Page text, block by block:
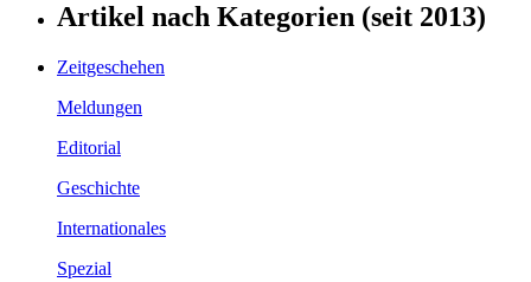
Artikel nach Kategorien (seit 2013)
Zeitgeschehen
Meldungen
Editorial
Geschichte
Internationales
Spezial